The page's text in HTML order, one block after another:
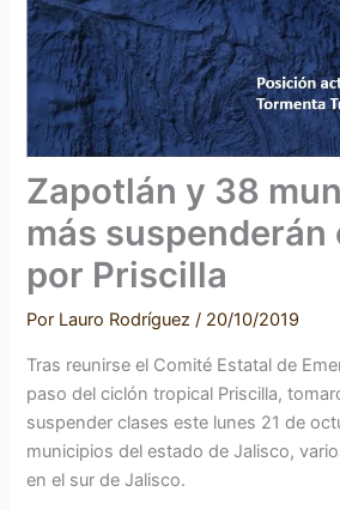
Zapotlán y 38
más suspenderán
por Priscilla
Por Lauro Rodríguez/ 20/10/2019
Tras reunirse el Comité Estatal de
paso del ciclón tropical Priscilla,
suspender clases este lunes 21 de
municipios del estado de Jalisco,
en el sur de Jalisco.